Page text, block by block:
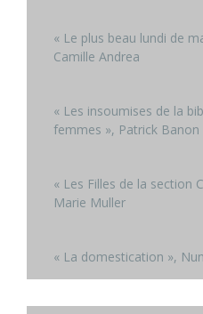
« Le plus beau lundi de
Camille Andrea
« Les insoumises de la
femmes », Patrick Banon
« Les Filles de la section
Marie Muller
« La domestication »,